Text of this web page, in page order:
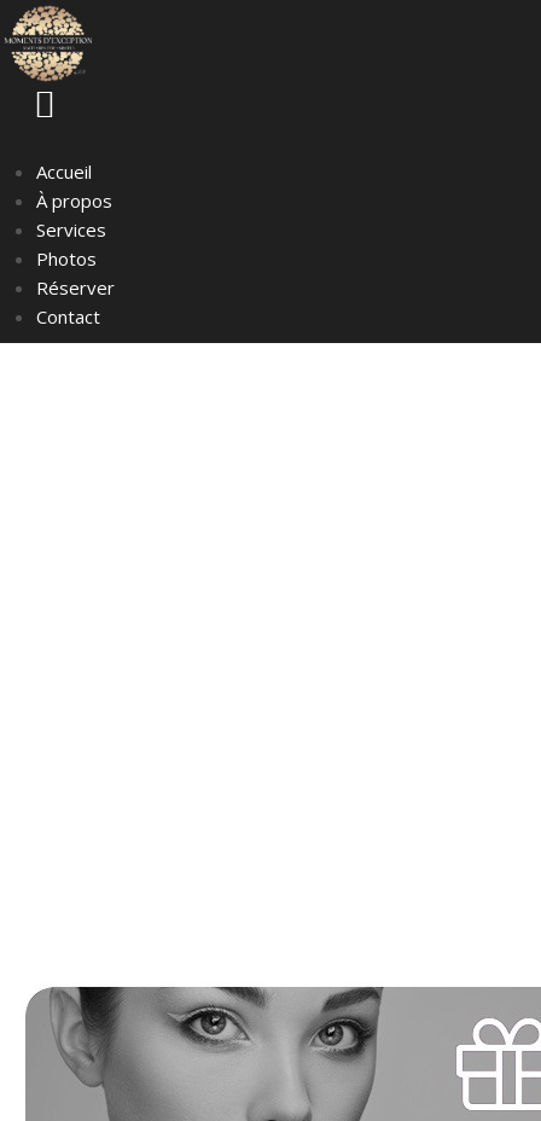
Accueil
À propos
Services
Photos
Réserver
Contact